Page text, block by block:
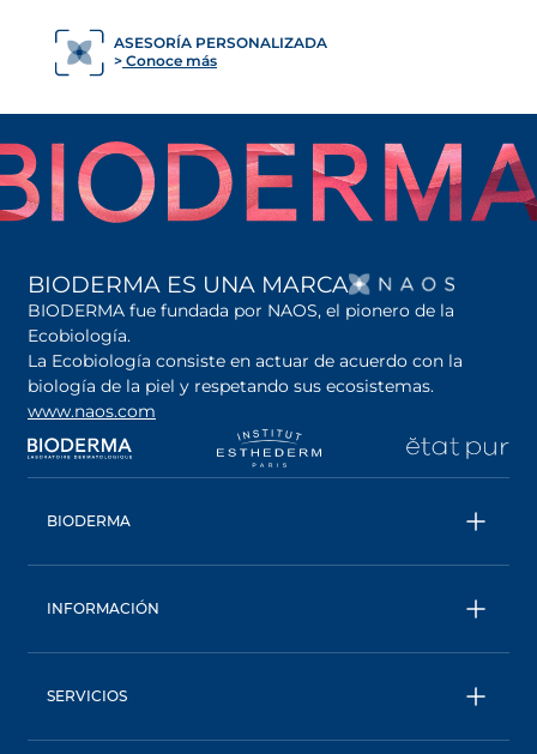
ASESORÍA PERSONALIZADA
Conoce más
BIODERMA ES UNA MARCA SE
BIODERMA fue fundada por NAOS, el pionero de la
Ecobiología.
La Ecobiología consiste en actuar de acuerdo con la
biología de la piel y respetando sus ecosistemas.
www.naos.com
se abre en una pestaña nueva
se abre en una
BIODERMA
Conoce más sobre la marca
Consejo Experto
INFORMACIÓN
Seguimiento de pedidos
SERVICIOS